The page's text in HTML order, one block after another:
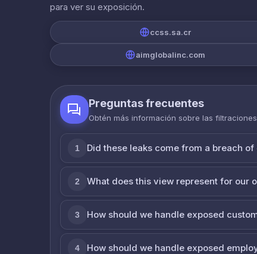
para ver su exposición.
ccss.sa.cr
aimglobalinc.com
Preguntas frecuentes
Obtén más información sobre las
1 Did these leaks come from a breach of
2 What does this view represent for our
3 How should we handle exposed
4 How should we handle exposed